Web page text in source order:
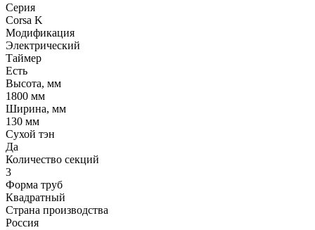
Серия
Corsa K
Модификация
Электрический
Таймер
Есть
Высота, мм
1800 мм
Ширина, мм
130 мм
Сухой тэн
Да
Количество секций
3
Форма труб
Квадратный
Страна производства
Россия